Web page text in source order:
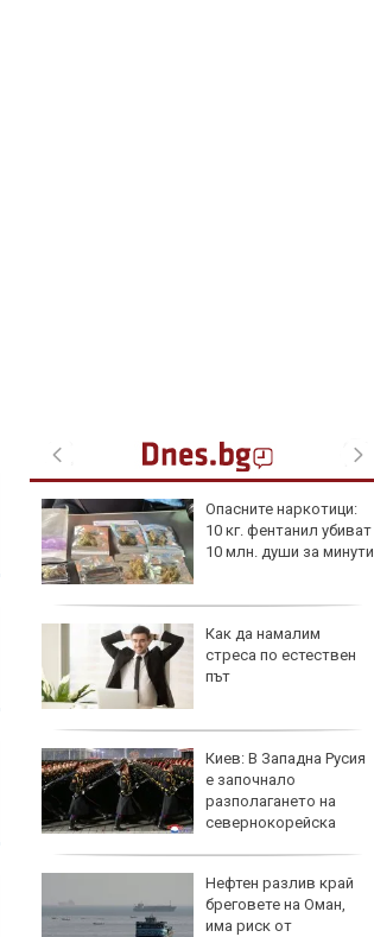
Опасните наркотици:
10 кг. фентанил убиват
10 млн. души за минути
Как да намалим
стреса по естествен
път
Киев: В Западна Русия
е започнало
разполагането на
севернокорейска
Нефтен разлив край
бреговете на Оман,
има риск от